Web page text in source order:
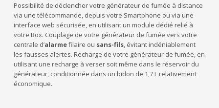
Possibilité de déclencher votre générateur de fumée à distance
via une télécommande, depuis votre Smartphone ou via une
interface web sécurisée, en utilisant un module dédié relié à
votre Box. Couplage de votre générateur de fumée vers votre
centrale d’alarmefilaire ou sans-fils, évitant indéniablement
les fausses alertes. Recharge de votre générateur de fumée, en
utilisant une recharge à verser soit même dans le réservoir du
générateur, conditionnée dans un bidon de 1,7 L relativement
économique.